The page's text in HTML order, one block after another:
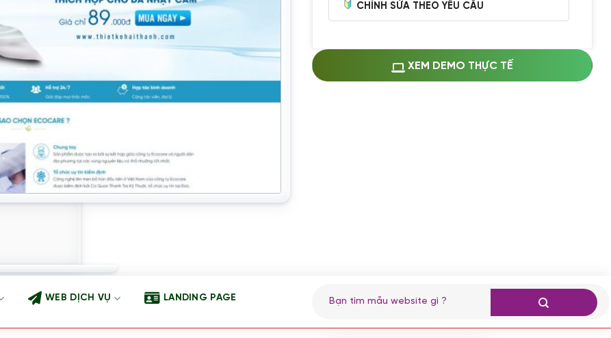
CHỈNH SỬA THEO YÊU CẦU
Thay logo + thông tin doanh nghiệp
(+100.000 VND)
Cài đặt plugin theo yêu cầu
(+100.000 VND)
XEM DEMO THỰC TẾ
WEB DỊCH VỤ LANDING PAGE
kiếm: